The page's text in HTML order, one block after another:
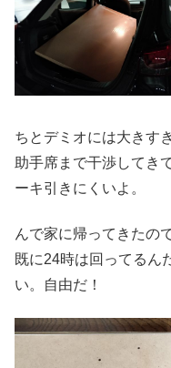
ちとデミオには大きす
助手席まで干渉してき
ーキ引きにくいよ。
んで家に帰ってきたの
既に24時は回ってるん
い。自由だ！